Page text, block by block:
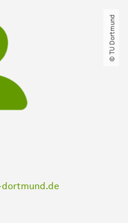
dortmund.de
© TU Dortmund